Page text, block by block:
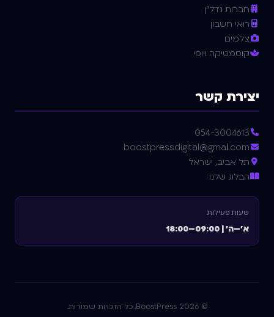
חברות נדל"ן
רואי חשבון
צלמים
קוסמטיקה ויופי
יצירת קשר
054-3004613
boostpressdigital@gmail.com
תל אביב, ישראל
הבלוג שלנו
שעות פעילות
א'–ה' | 09:00–18:00
©
2026 BoostPress. כל הזכויות שמורות.